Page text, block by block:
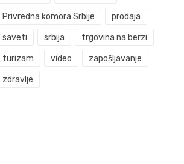
Privredna komora Srbije prodaja
saveti srbija trgovina na berzi
turizam video zapošljavanje
zdravlje